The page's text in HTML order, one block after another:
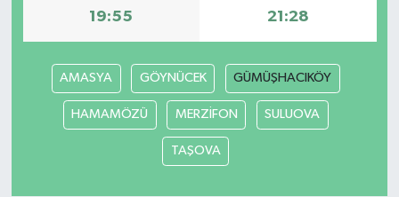
19:55 21:28
AMASYA GÖYNÜCEK GÜMÜŞHACIKÖY
HAMAMÖZÜ MERZİFON SULUOVA
TAŞOVA